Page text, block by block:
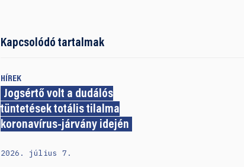
Kapcsolódó tartalmak
HÍREK
Jogsértő volt a dudálós
tüntetések totális tilalma
koronavírus-járvány idején
2026. július 7.